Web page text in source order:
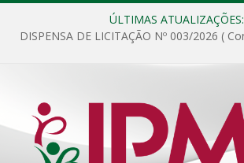
ÚLTIMAS ATUALIZAÇÕES: